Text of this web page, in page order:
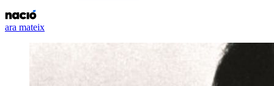
ara mateix